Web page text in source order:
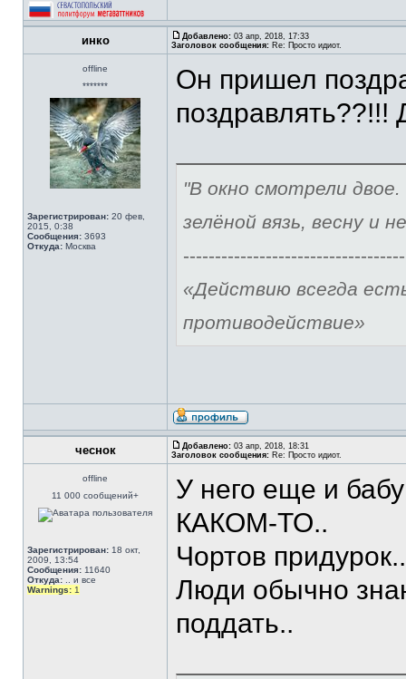
инко Добавлено: 03 апр, 2018, 17:33
Заголовок сообщения: Re: Просто идиот.
offline
*******
Зарегистрирован: 20 фев,
2015, 0:38
Сообщения: 3693
Откуда: Москва
Он пришел
поздравлять??!!!
"В окно смотрели
зелёной вязь, весну и
-----------------------------------
«Действию всегда
противодействие»
чеснок Добавлено: 03 апр, 2018, 18:31
Заголовок сообщения: Re: Просто идиот.
offline
11 000 сообщений+
Зарегистрирован: 18 окт,
2009, 13:54
Сообщения: 11640
Откуда: .. и все
Warnings: 1
У него еще и
КАКОМ-ТО..
Чортов придурок..
Люди обычно
поддать..